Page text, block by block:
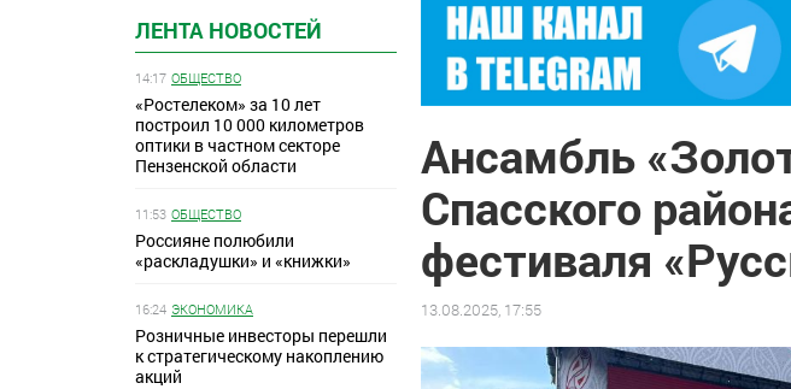
ЛЕНТА НОВОСТЕЙ
14:17 ОБЩЕСТВО
«Ростелеком» за 10 лет
построил 10 000 километров
оптики в частном секторе
Пензенской области
11:53 ОБЩЕСТВО
Россияне полюбили
«раскладушки» и «книжки»
16:24 ЭКОНОМИКА
Розничные инвесторы перешли
к стратегическому накоплению
акций
Ансамбль
Спасского
фестиваля
13.08.2025, 17:55